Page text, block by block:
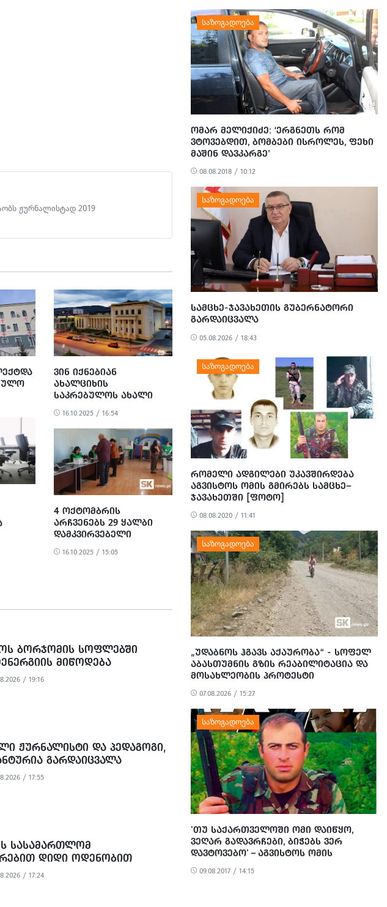
ჟურნალისტად 2019
ᲕᲘᲜ ᲘᲥᲜᲔᲑᲘᲐᲜ
ᲐᲮᲐᲚᲪᲘᲮᲘᲡ
ᲡᲐᲙᲠᲔᲑᲣᲚᲝᲡ ᲐᲮᲐᲚᲘ
ᲬᲔᲕᲠᲔᲑᲘ
16.10.2025 / 16:54
4 ᲝᲥᲢᲝᲛᲑᲠᲘᲡ
ᲐᲠᲩᲕᲔᲜᲔᲑᲡ 29 ᲧᲐᲚᲑᲘ
ᲓᲐᲛᲙᲕᲘᲠᲕᲔᲑᲔᲚᲘ
ᲐᲙᲕᲘᲠᲓᲔᲑᲝᲓᲐ – EPDE
16.10.2025 / 15:05
ᲑᲝᲠᲯᲝᲛᲘᲡ ᲡᲝᲤᲚᲔᲑᲨᲘ
ᲛᲘᲬᲝᲓᲔᲑᲐ
/ 19:16
ᲟᲣᲠᲜᲐᲚᲘᲡᲢᲘ ᲓᲐ ᲞᲔᲓᲐᲒᲝᲒᲘ,
ᲒᲐᲠᲓᲐᲘᲪᲕᲐᲚᲐ
/ 17:55
ᲡᲐᲡᲐᲛᲐᲠᲗᲚᲝᲛ
ᲓᲘᲓᲘ ᲝᲓᲔᲜᲝᲑᲘᲗ
ᲗᲐᲕᲘᲡ ᲐᲠᲘᲓᲔᲑᲘᲡ, ᲓᲘᲓᲘ
ᲗᲐᲦᲚᲘᲗᲝᲑᲘᲡ ᲛᲪᲓᲔᲚᲝᲑᲘᲡ
/ 17:24
ᲝᲛᲐᲠ ᲛᲔᲚᲘᲥᲘᲫᲔ: ‘ᲔᲠᲒᲜᲔᲗᲡ ᲠᲝᲛ
ᲕᲢᲝᲕᲔᲑᲓᲘᲗ, ᲑᲝᲛᲑᲔᲑᲘ ᲘᲡᲠᲝᲚᲔᲡ, ᲤᲔᲮᲘ
ᲛᲐᲨᲘᲜ ᲓᲐᲕᲙᲐᲠᲒᲔ’
08.08.2018 / 10:12
ᲡᲐᲛᲪᲮᲔ-ᲯᲐᲕᲐᲮᲔᲗᲘᲡ ᲒᲣᲑᲔᲠᲜᲐᲢᲝᲠᲘ
ᲒᲐᲠᲓᲐᲘᲪᲕᲐᲚᲐ
05.08.2026 / 18:43
ᲠᲝᲛᲔᲚᲘ ᲐᲓᲒᲘᲚᲔᲑᲘ ᲣᲙᲐᲕᲨᲘᲠᲓᲔᲑᲐ
ᲐᲒᲕᲘᲡᲢᲝᲡ ᲝᲛᲘᲡ ᲒᲛᲘᲠᲔᲑᲡ ᲡᲐᲛᲪᲮᲔ–
ᲯᲐᲕᲐᲮᲔᲗᲨᲘ [ᲤᲝᲢᲝ]
08.08.2020 / 11:41
„ᲣᲓᲐᲑᲜᲝᲡ ᲰᲒᲐᲕᲡ ᲐᲥᲐᲣᲠᲝᲑᲐ“ - ᲡᲝᲤᲔᲚ
ᲐᲑᲐᲡᲗᲣᲛᲜᲘᲡ ᲒᲖᲘᲡ ᲠᲔᲐᲑᲘᲚᲘᲢᲐᲪᲘᲐ ᲓᲐ
ᲛᲝᲡᲐᲮᲚᲔᲝᲑᲘᲡ ᲞᲠᲝᲢᲔᲡᲢᲘ
07.08.2026 / 15:27
'ᲗᲣ ᲡᲐᲥᲐᲠᲗᲕᲔᲚᲝᲨᲘ ᲝᲛᲘ ᲓᲐᲘᲬᲧᲝ,
ᲕᲔᲦᲐᲠ ᲒᲐᲓᲐᲕᲠᲩᲔᲑᲘ, ᲑᲘᲭᲔᲑᲡ ᲕᲔᲠ
ᲓᲐᲕᲢᲝᲕᲔᲑᲝ' – ᲐᲒᲕᲘᲡᲢᲝᲡ ᲝᲛᲘᲡ
ᲐᲓᲘᲒᲔᲜᲔᲚᲘ ᲒᲛᲘᲠᲘ
09.08.2017 / 14:15